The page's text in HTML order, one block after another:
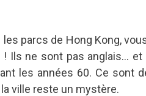
parcs de Hong Kong,
Ils ne sont pas anglais...
les années 60. Ce sont
ville reste un mystère.